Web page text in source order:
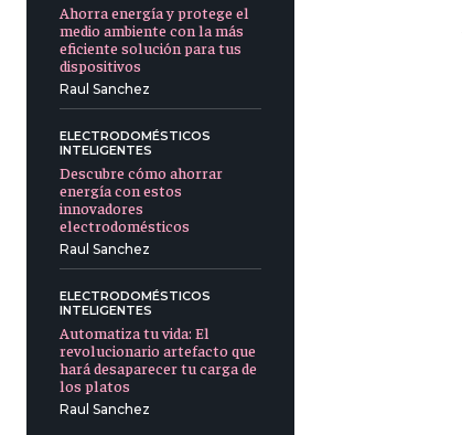
Ahorra energía y protege el
medio ambiente con la más
eficiente solución para tus
dispositivos
Raul Sanchez
ELECTRODOMÉSTICOS
INTELIGENTES
Descubre cómo ahorrar
energía con estos
innovadores
electrodomésticos
Raul Sanchez
ELECTRODOMÉSTICOS
INTELIGENTES
Automatiza tu vida: El
revolucionario artefacto que
hará desaparecer tu carga de
los platos
Raul Sanchez